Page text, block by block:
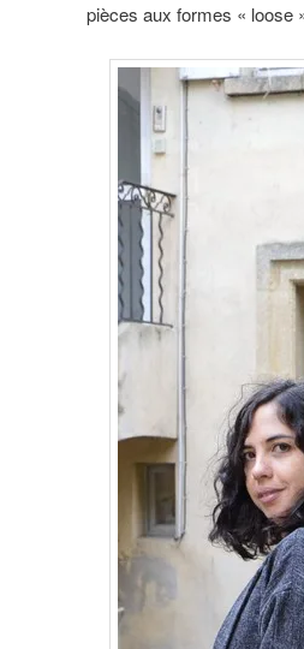
pièces aux formes « loose